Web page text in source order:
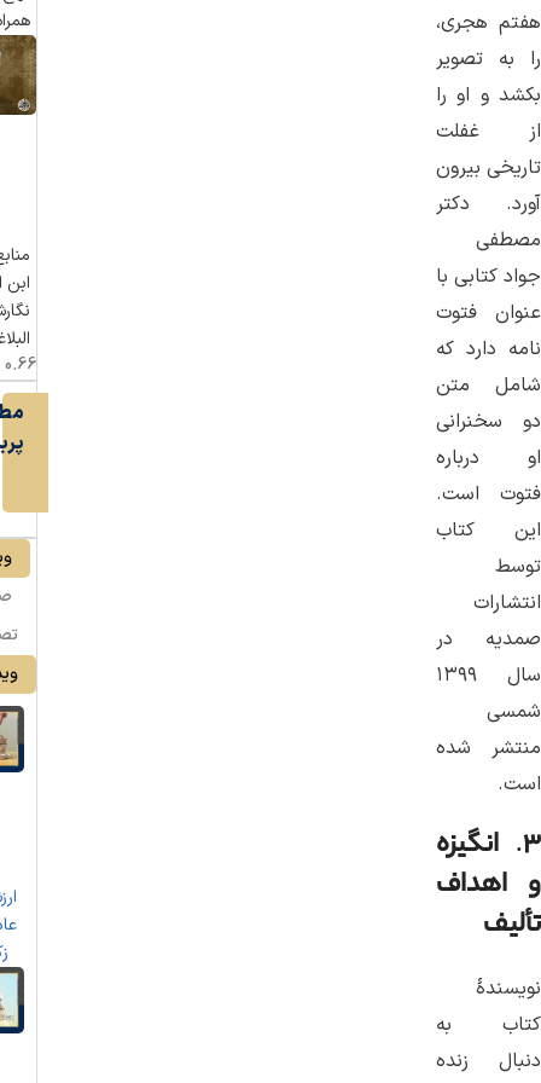
هفتم هجری،
را به تصویر
بکشد و او را
از غفلت
تاریخی بیرون
آورد. دکتر
مصطفی
جواد کتابی با
عنوان فتوت
نامه دارد که
شامل متن
دو سخنرانی
او درباره
فتوت است.
این کتاب
توسط
انتشارات
صمدیه در
سال ۱۳۹۹
شمسی
منتشر شده
است.
۳.انگیزه
و اهداف
تألیف
نویسندۀ
کتاب به
دنبال زنده
ابن